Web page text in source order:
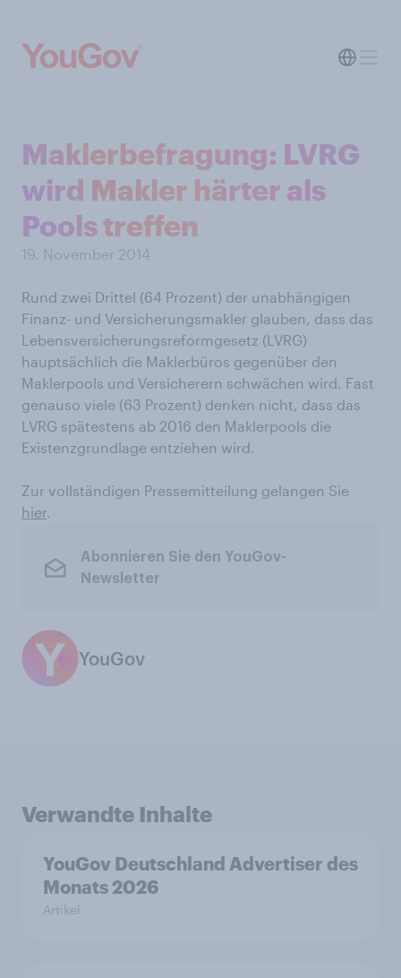
Maklerbefragung: LVRG
wird Makler härter als
Pools treffen
19. November 2014
Rund zwei Drittel (64 Prozent) der unabhängigen
Finanz- und Versicherungsmakler glauben, dass das
Lebensversicherungsreformgesetz (LVRG)
hauptsächlich die Maklerbüros gegenüber den
Maklerpools und Versicherern schwächen wird. Fast
genauso viele (63 Prozent) denken nicht, dass das
LVRG spätestens ab 2016 den Maklerpools die
Existenzgrundlage entziehen wird.
Zur vollständigen Pressemitteilung gelangen Sie
hier.
Abonnieren Sie den YouGov-
Newsletter
YouGov
Verwandte Inhalte
YouGov Deutschland Advertiser des
Monats 2026
Artikel